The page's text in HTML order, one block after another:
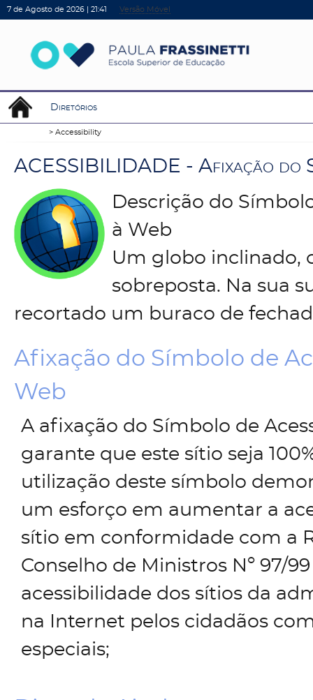
7 de Agosto de 2026 | 21:41 Versão Móvel
Diretórios
Accessibility
AC ESS B LI DAD E - Afixação do
Descrição do
à Web
Um globo inclinado,
sobreposta. Na sua
recortado um buraco de
Afixação do Símbolo de
Web
A afixação do Símbolo de
garante que este sítio seja
utilização deste símbolo
um esforço em aumentar a
sítio em conformidade com a
Conselho de Ministros Nº 97/
acessibilidade dos sítios da
na Internet pelos cidadãos
especiais;